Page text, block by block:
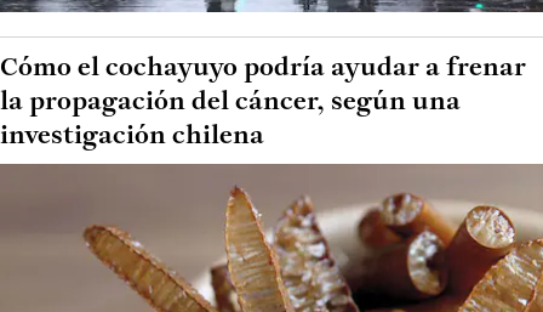
Cómo el cochayuyo podría ayudar a frenar
la propagación del cáncer, según una
investigación chilena